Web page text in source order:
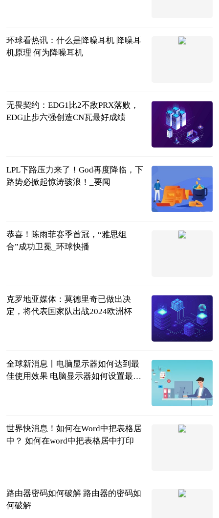
环球看热讯：什么是降噪耳机 降噪耳
机原理 何为降噪耳机
无畏契约：EDG1比2不敌PRX落败，
EDG止步六强创造CN瓦最好成绩
LPL下路压力来了！God再度降临，下
路势必掀起惊涛骇浪！_要闻
恭喜！陈雨菲赛季首冠，“雅思组
合”成功卫冕_环球快播
克罗地亚媒体：莫德里奇已做出决
定，将代表国家队出战2024欧洲杯
全球新消息丨电脑显示器如何达到最
佳使用效果 电脑显示器如何设置最舒
世界快消息！如何在Word中把表格居
中？ 如何在word中把表格居中打印
路由器密码如何破解 路由器的密码如
何破解